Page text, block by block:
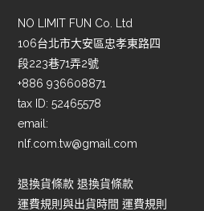
NO LIMIT FUN Co. Ltd
106台北市大安區忠孝東路四
段223巷71弄2號
+886 936608871
tax ID: 52465578
email:
nlf.com.tw@gmail.com
退換貨條款 退換貨條款
運費規則與出貨時間 運費規則